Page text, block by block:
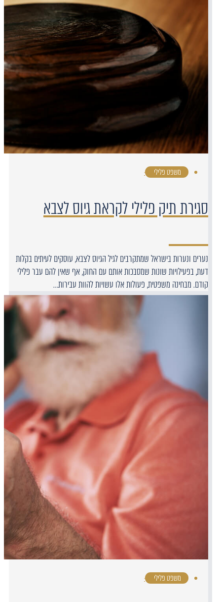
משפט פלילי ·
סגירת תיק פלילי לקראת גיוס לצבא
נערים ונערות בישראל שמתקרבים לגיל הגיוס לצבא, עוסקים לעיתים בקלות
דעת, בפעילויות שונות שמסבכות אותם עם החוק, אף שאין להם עבר פלילי
קודם. מבחינה משפטית, פעולות אלו עשויות להוות עבירות…
משפט פלילי ·